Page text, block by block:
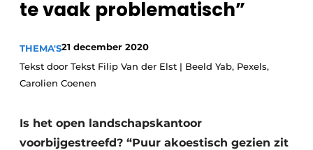
Vacature aanmelden
Video’s
Aanmelden
Bedrijven
Beton & Staalbouw
BIM
te vaak problematisch”
THEMA'S21 december 2020
Tekst door Tekst Filip Van der Elst | Beeld Yab, Pexels,
Carolien Coenen
Is het open landschapskantoor
voorbijgestreefd? “Puur akoestisch gezien zit